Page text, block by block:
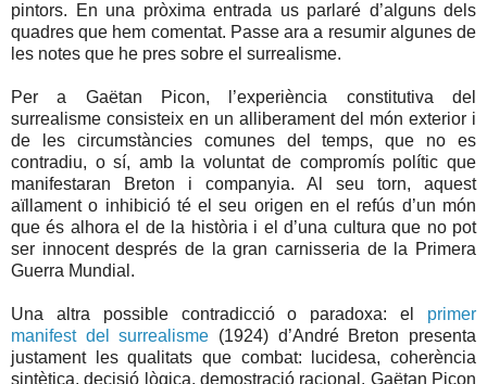
pintors. En una pròxima entrada us parlaré d’alguns dels
quadres que hem comentat. Passe ara a resumir algunes de
les notes que he pres sobre el surrealisme.
Per a Gaëtan Picon, l’experiència constitutiva del
surrealisme consisteix en un alliberament del món exterior i
de les circumstàncies comunes del temps, que no es
contradiu, o sí, amb la voluntat de compromís polític que
manifestaran Breton i companyia. Al seu torn, aquest
aïllament o inhibició té el seu origen en el refús d’un món
que és alhora el de la història i el d’una cultura que no pot
ser innocent després de la gran carnisseria de la Primera
Guerra Mundial.
Una altra possible contradicció o paradoxa: el primer
manifest del surrealisme (1924) d’André Breton presenta
justament les qualitats que combat: lucidesa, coherència
sintètica, decisió lògica, demostració racional. Gaëtan Picon